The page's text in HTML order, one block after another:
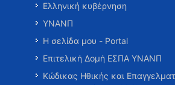
Ελληνική κυβέρνηση
ΥΝΑΝΠ
Η σελίδα μου - Portal
Επιτελική Δομή ΕΣΠΑ ΥΝΑΝΠ
Κώδικας Ηθικής και